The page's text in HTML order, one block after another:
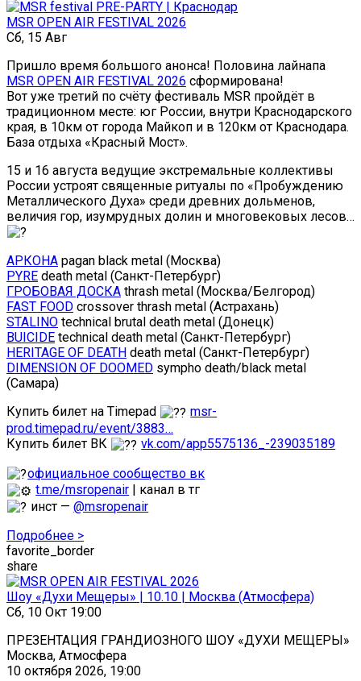
MSR OPEN AIR FESTIVAL 2026
Сб, 15 Авг
Пришло время большого анонса! Половина лайнапа
MSR OPEN AIR FESTIVAL 2026 сформирована!
Вот уже третий по счёту фестиваль MSR пройдёт в
традиционном месте: юг России, внутри Краснодарского
края, в 10км от города Майкоп и в 120км от Краснодара.
База отдыха «Красный Мост».
15 и 16 августа ведущие экстремальные коллективы
России устроят священные ритуалы по «Пробуждению
Металлического Духа» среди древних дольменов,
величия гор, изумрудных долин и многовековых лесов…
АРКОНА pagan black metal (Москва)
PYRE death metal (Санкт-Петербург)
ГРОБОВАЯ ДОСКА thrash metal (Москва/Белгород)
FAST FOOD crossover thrash metal (Астрахань)
STALINO technical brutal death metal (Донецк)
BUICIDE technical death metal (Санкт-Петербург)
HERITAGE OF DEATH death metal (Санкт-Петербург)
DIMENSION OF DOOMED sympho death/black metal
(Самара)
Купить билет на Timepad
msr-
prod.timepad.ru/event/3883…
Купить билет ВК
vk.com/app5575136_-239035189
официальное сообщество вк
t.me/msropenair | канал в тг
инст —@msropenair
Подробнее >
favorite_border
share
Шоу «Духи Мещеры» | 10.10 | Москва (Атмосфера)
Сб, 10 Окт 19:00
ПРЕЗЕНТАЦИЯ ГРАНДИОЗНОГО ШОУ «ДУХИ МЕЩЕРЫ»
Москва, Атмосфера
10 октября 2026, 19:00